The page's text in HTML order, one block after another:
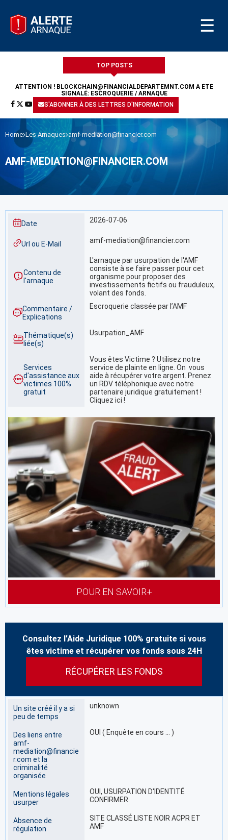
☰
TOP POSTS
ATTENTION ! BLOCKCHAIN@FINANCIALDEPARTEMNT.COM A ÉTÉ
SIGNALÉ: ESCROQUERIE / ARNAQUE
S'ABONNER À DES LETTRES D'INFORMATION
Home Les Arnaques amf-mediation@financier.com
AMF-MEDIATION@FINANCIER.COM
Date 2026-07-06
Url ou E-Mail amf-mediation@financier.com
Contenu de
l'arnaque
L'arnaque par usurpation de l'AMF
consiste à se faire passer pour cet
organisme pour proposer des
investissements fictifs ou frauduleux,
volant des fonds.
Commentaire /
Explications
Escroquerie classée par l’AMF
Thématique(s)
liée(s)
Usurpation_AMF
Services
d'assistance aux
victimes 100%
gratuit
Vous êtes Victime ? Utilisez notre
service de plainte en ligne. On vous
aide à récupérer votre argent. Prenez
un RDV téléphonique avec notre
partenaire juridique gratuitement !
Cliquez ici !
POUR EN SAVOIR+
Consultez l’Aide Juridique 100% gratuite si vous
êtes victime et récupérer vos fonds sous 24H
RÉCUPÉRER LES FONDS
Un site créé il y a si
peu de temps
unknown
Des liens entre
amf-
mediation@financie
r.com et la
criminalité
organisée
OUI ( Enquête en cours … )
Mentions légales
usurper
OUI, USURPATION D'IDENTITÉ
CONFIRMER
Absence de
régulation
SITE CLASSÉ LISTE NOIR ACPR ET
AMF